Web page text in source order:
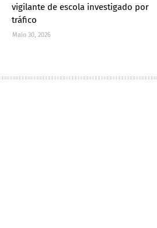
vigilante de escola investigado por
tráfico
Maio 30, 2026